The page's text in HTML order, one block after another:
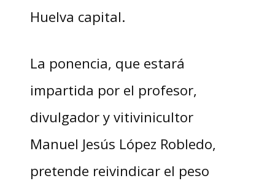
Huelva capital.
La ponencia, que estará
impartida por el profesor,
divulgador y vitivinicultor
Manuel Jesús López Robledo,
pretende reivindicar el peso